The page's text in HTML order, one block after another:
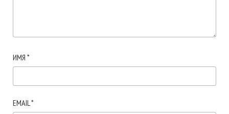
ИМЯ *
EMAIL*